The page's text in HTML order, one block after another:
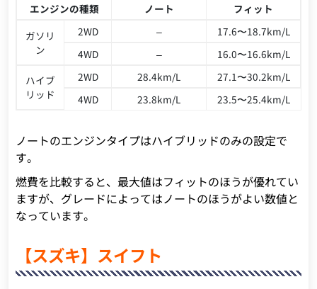
エンジンの種類 ノート
フィット
ガソリ
ン
2WD –
17.6〜18.7km/L
4WD
–
16.0〜16.6km/L
ハイブ
リッド
2WD 28.4km/L
27.1〜30.2km/L
4WD
23.8km/L 23.5〜25.4km/L
ノートのエンジンタイプはハイブリッドのみの設定で
す。
燃費を比較すると、最大値はフィットのほうが優れてい
ますが、グレードによってはノートのほうがよい数値と
なっています。
【スズキ】スイフト